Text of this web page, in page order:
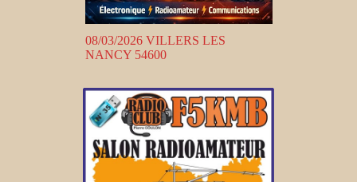
08/03/2026 VILLERS LES
NANCY 54600